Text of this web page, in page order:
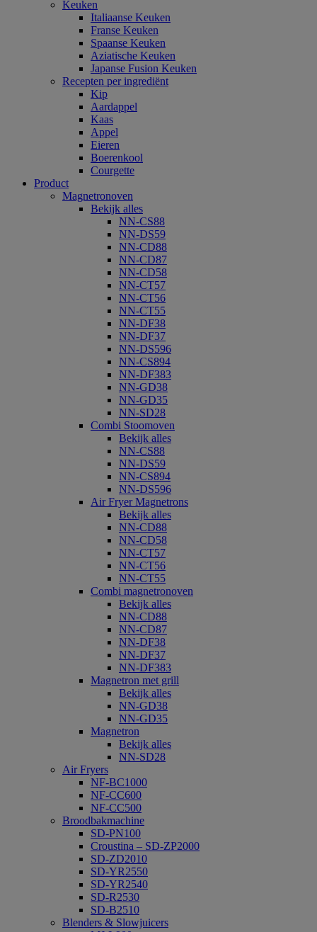
Keuken
Italiaanse Keuken
Franse Keuken
Spaanse Keuken
Aziatische Keuken
Japanse Fusion Keuken
Recepten per ingrediënt
Kip
Aardappel
Kaas
Appel
Eieren
Boerenkool
Courgette
Product
Magnetronoven
Bekijk alles
NN-CS88
NN-DS59
NN-CD88
NN-CD87
NN-CD58
NN-CT57
NN-CT56
NN-CT55
NN-DF38
NN-DF37
NN-DS596
NN-CS894
NN-DF383
NN-GD38
NN-GD35
NN-SD28
Combi Stoomoven
Bekijk alles
NN-CS88
NN-DS59
NN-CS894
NN-DS596
Air Fryer Magnetrons
Bekijk alles
NN-CD88
NN-CD58
NN-CT57
NN-CT56
NN-CT55
Combi magnetronoven
Bekijk alles
NN-CD88
NN-CD87
NN-DF38
NN-DF37
NN-DF383
Magnetron met grill
Bekijk alles
NN-GD38
NN-GD35
Magnetron
Bekijk alles
NN-SD28
Air Fryers
NF-BC1000
NF-CC600
NF-CC500
Broodbakmachine
SD-PN100
Croustina – SD-ZP2000
SD-ZD2010
SD-YR2550
SD-YR2540
SD-R2530
SD-B2510
Blenders & Slowjuicers